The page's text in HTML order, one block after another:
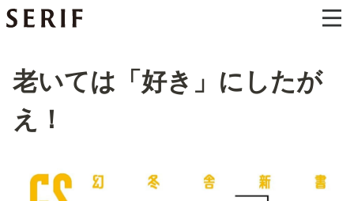
老いては「好き」にしたが
え！